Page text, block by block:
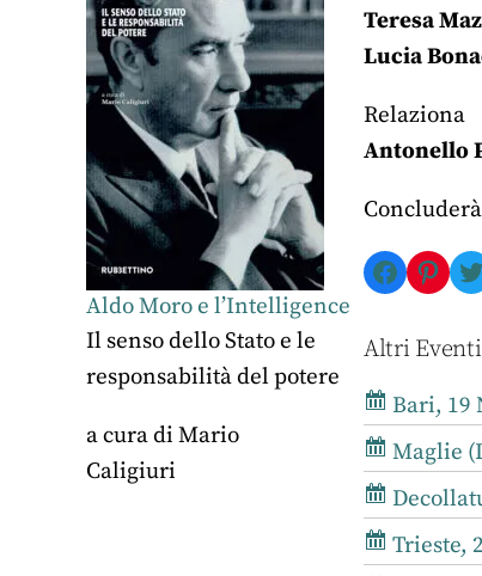
Aldo Moro e l’Intelligence
Il senso dello Stato e le
responsabilità del potere
a cura di Mario
Caligiuri
Teresa
Lucia
Relaziona
Antonello
Altri Eventi
Bari, 19
Maglie
Trieste,